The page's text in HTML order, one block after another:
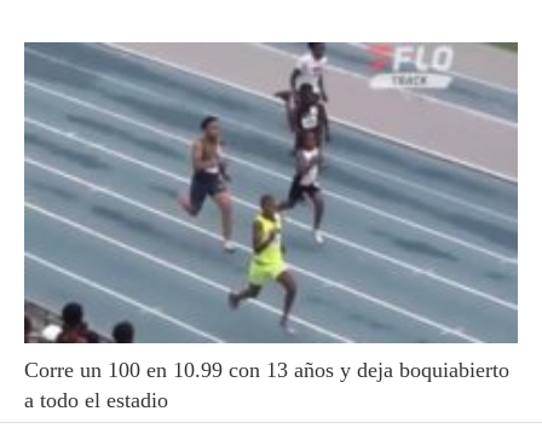
Corre un 100 en 10.99 con 13 años y deja boquiabierto
a todo el estadio